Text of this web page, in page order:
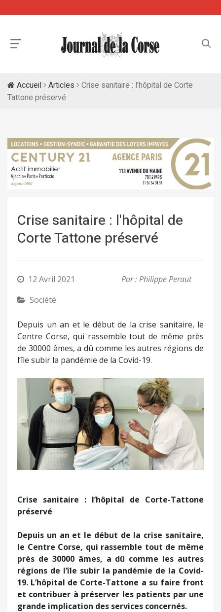
Accueil Articles
Crise sanitaire : l'hôpital de Corte
Tattone préservé
Crise sanitaire : l'hôpital de
Corte Tattone préservé
12 Avril 2021
Par : Philippe Peraut
Société
Depuis un an et le début de la crise sanitaire, le
Centre Corse, qui rassemble tout de même près
de 30000 âmes, a dû comme les autres régions de
l’île subir la pandémie de la Covid-19.
Crise sanitaire : l’hôpital de Corte-Tattone
préservé
Depuis un an et le début de la crise sanitaire,
le Centre Corse, qui rassemble tout de même
près de 30000 âmes, a dû comme les autres
régions de l’île subir la pandémie de la Covid-
19. L’hôpital de Corte-Tattone a su faire front
et contribuer à préserver les patients par une
grande implication des services concernés.